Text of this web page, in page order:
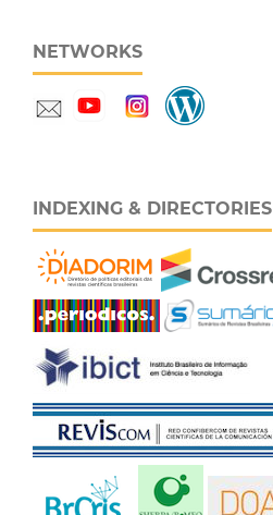
NETWORKS
INDEXING & DIRECTORIES